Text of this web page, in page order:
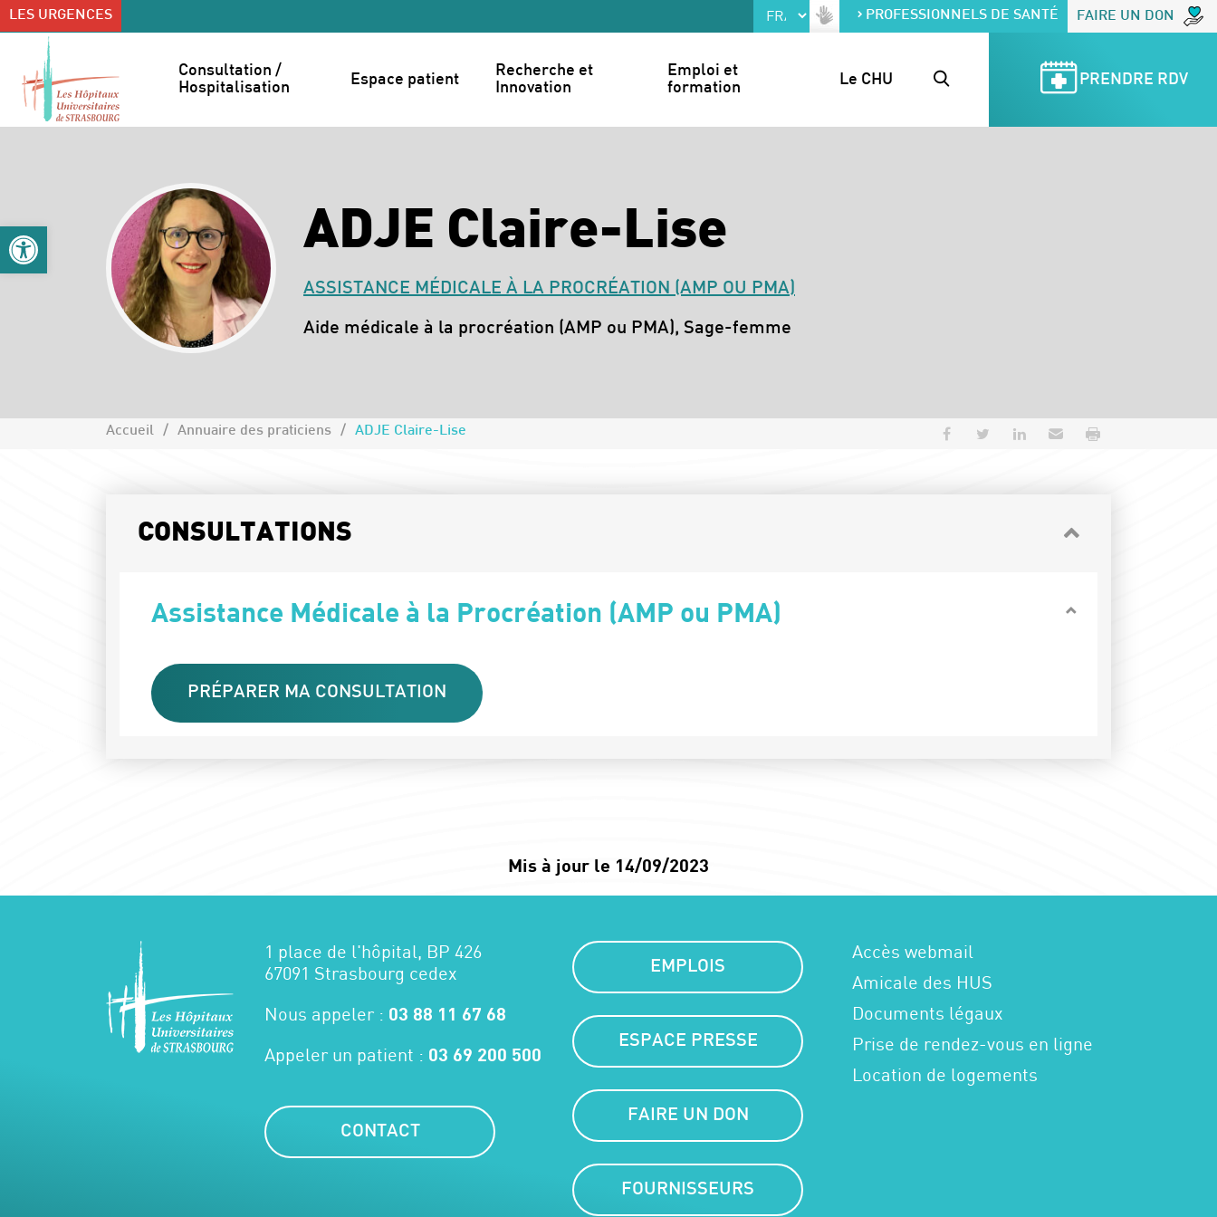
Ouvrir la barre d’outils
Accéder au contenu
Accéder au menu
LES URGENCES PROFESSIONNELS DE SANTÉ FAIRE UN DON
Consultation /
Hospitalisation
Espace patient
Recherche et
Innovation
Emploi et
formation
Le CHU PRENDRE RDV
ADJE Claire-Lise
ASSISTANCE MÉDICALE À LA PROCRÉATION (AMP OU PMA)
Spécialités :
Aide médicale à la procréation (AMP ou PMA), Sage-femme
Accueil Annuaire des praticiens ADJE Claire-Lise Partager sur Facebook
Partager sur Twitter
Partager sur LinkedIn
Envoyer par e-mail
CONSULTATIONS
Assistance Médicale à la Procréation (AMP ou PMA)
PRÉPARER MA CONSULTATION
Mis à jour le 14/09/2023
1 place de l'hôpital, BP 426
67091 Strasbourg cedex
Nous appeler : 03 88 11 67 68
Appeler un patient : 03 69 200 500
CONTACT
EMPLOIS
ESPACE PRESSE
FAIRE UN DON
FOURNISSEURS
Accès webmail
Amicale des HUS
Documents légaux
Prise de rendez-vous en ligne
Location de logements